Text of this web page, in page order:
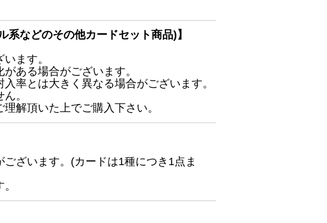
系などのその他カードセット商品)】
ます。
ある場合がございます。
率とは大きく異なる場合がございます。
。
解頂いた上でご購入下さい。
ざいます。(カードは1種につき1点ま